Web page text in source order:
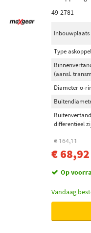
49-2781
Inbouwplaats
Type
(aansl.
Diameter o-
differentieel
€ 164,11
€ 68,92
Op
Vandaag